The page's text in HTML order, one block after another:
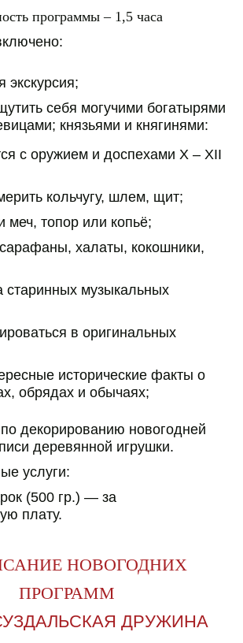
программы – 1,5 часа
экскурсия;
себя могучими богатырями
князьями и княгинями:
с оружием и доспехами X – XII
кольчугу, шлем, щит;
меч, топор или копьё;
халаты, кокошники,
старинных музыкальных
в оригинальных
исторические факты о
обрядах и обычаях;
декорированию новогодней
деревянной игрушки.
услуги:
(500 гр.) — за
плату.
НОВОГОДНИХ
ПРОГРАММ
ДРУЖИНА